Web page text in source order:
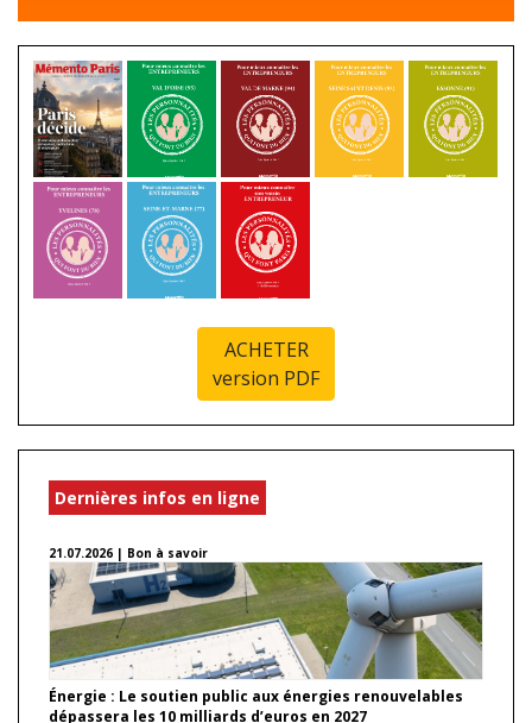
ACHETER
version PDF
Dernières infos en ligne
21.07.2026 | Bon à savoir
Énergie : Le soutien public aux énergies renouvelables
dépassera les 10 milliards d’euros en 2027